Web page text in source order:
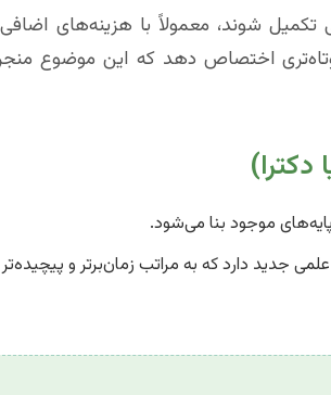
تکمیل شوند، معمولاً با هزینه‌های
اختصاص دهد که این موضوع
پایه‌های موجود بنا می‌شود.
جدید دارد که به مراتب زمان‌برتر و